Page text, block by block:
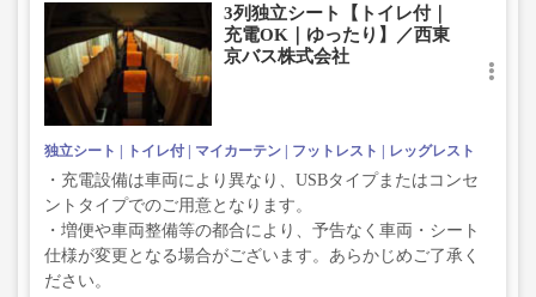
3列独立シート【トイレ付｜
充電OK｜ゆったり】／西東
京バス株式会社
独立シート トイレ付 マイカーテン フットレスト レッグレスト
・充電設備は車両により異なり、USBタイプまたはコンセ
ントタイプでのご用意となります。
・増便や車両整備等の都合により、予告なく車両・シート
仕様が変更となる場合がございます。あらかじめご了承く
ださい。